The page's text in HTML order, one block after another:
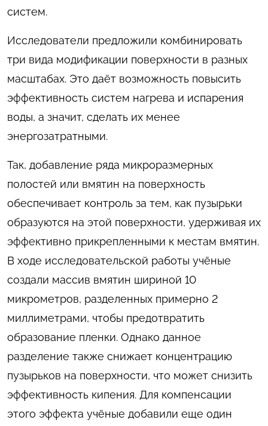
систем.
Исследователи предложили комбинировать
три вида модификации поверхности в разных
масштабах. Это даёт возможность повысить
эффективность систем нагрева и испарения
воды, а значит, сделать их менее
энергозатратными.
Так, добавление ряда микроразмерных
полостей или вмятин на поверхность
обеспечивает контроль за тем, как пузырьки
образуются на этой поверхности, удерживая их
эффективно прикрепленными к местам вмятин.
В ходе исследовательской работы учёные
создали массив вмятин шириной 10
микрометров, разделенных примерно 2
миллиметрами, чтобы предотвратить
образование пленки. Однако данное
разделение также снижает концентрацию
пузырьков на поверхности, что может снизить
эффективность кипения. Для компенсации
этого эффекта учёные добавили еще один